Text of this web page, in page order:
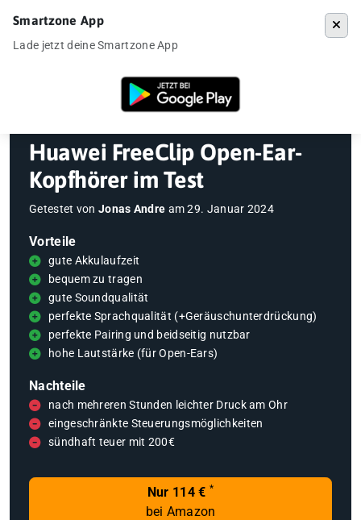
»Kopfhörer»Huawei FreeClip Open-Ear-
Huawei FreeClip Open-Ear-
Kopfhörer im Test
Getestet von Jonas Andre am29. Januar 2024
Vorteile
gute Akkulaufzeit
bequem zu tragen
gute Soundqualität
perfekte Sprachqualität (+Geräuschunterdrückung)
perfekte Pairing und beidseitig nutzbar
hohe Lautstärke (für Open-Ears)
Nachteile
nach mehreren Stunden leichter Druck am Ohr
eingeschränkte Steuerungsmöglichkeiten
sündhaft teuer mit 200€
Nur 114 € *
bei Amazon
Smartzone App
Lade jetzt deine Smartzone App